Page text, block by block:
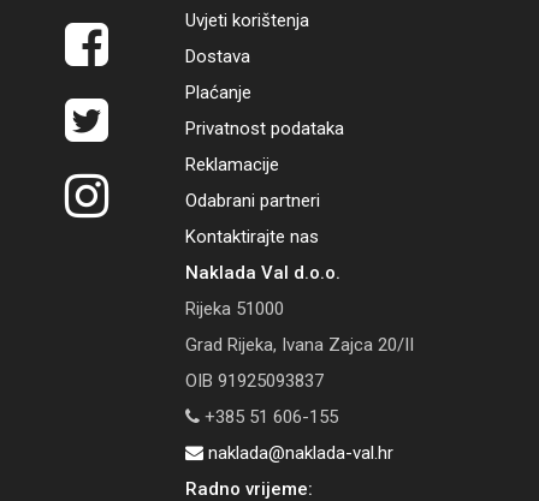
Uvjeti korištenja
Dostava
Plaćanje
Privatnost podataka
Reklamacije
Odabrani partneri
Kontaktirajte nas
Naklada Val d.o.o.
Rijeka 51000
Grad Rijeka, Ivana Zajca 20/II
OIB 91925093837
+385 51 606-155
naklada@naklada-val.hr
Radno vrijeme: